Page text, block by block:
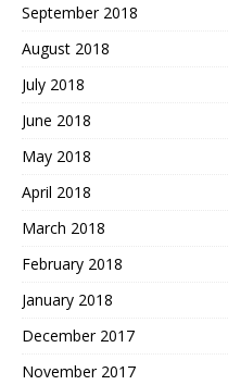
September 2018
August 2018
July 2018
June 2018
May 2018
April 2018
March 2018
February 2018
January 2018
December 2017
November 2017